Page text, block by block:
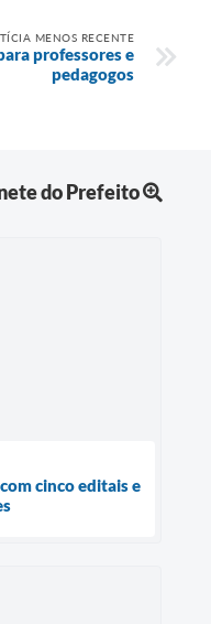
MENOS RECENTE
professores e
pedagogos
do Prefeito
cinco editais e